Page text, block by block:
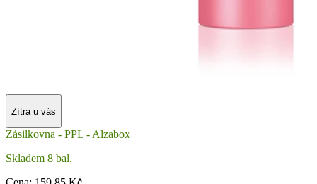
Zítra u vás
Zásilkovna - PPL - Alzabox
Skladem 8 bal.